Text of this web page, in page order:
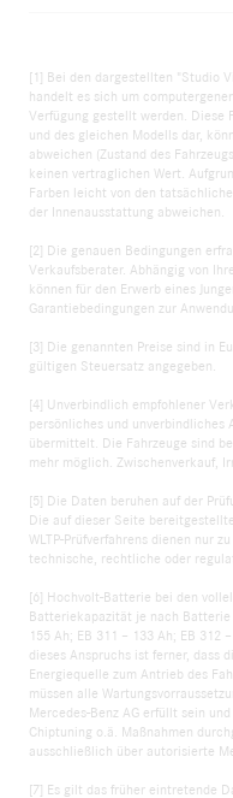
[1] Bei den dargestellten "Studio
handelt es sich um
Verfügung gestellt werden. Diese
und des gleichen Modells dar,
abweichen (Zustand des
keinen vertraglichen Wert.
Farben leicht von den
der Innenausstattung abweichen.
[2] Die genauen Bedingungen
Verkaufsberater. Abhängig von
können für den Erwerb eines
Garantiebedingungen zur
[3] Die genannten Preise sind in
gültigen Steuersatz angegeben.
[4] Unverbindlich empfohlener
persönliches und unverbindliches
übermittelt. Die Fahrzeuge sind
mehr möglich. Zwischenverkauf,
[5] Die Daten beruhen auf der
Die auf dieser Seite
WLTP-Prüfverfahrens dienen nur
technische, rechtliche oder
[6] Hochvolt-Batterie bei den
Batteriekapazität je nach Batterie
155 Ah; EB 311 – 133 Ah; EB 312
dieses Anspruchs ist ferner, dass
Energiequelle zum Antrieb des
müssen alle
Mercedes-Benz AG erfüllt sein
Chiptuning o.ä. Maßnahmen
ausschließlich über autorisierte
[7] Es gilt das früher eintretende